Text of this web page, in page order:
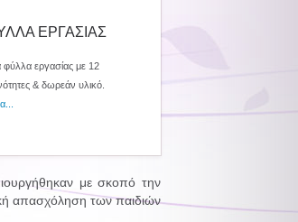
ΕΡΓΑΣΙΑΣ
εργασίας με 12
& δωρεάν υλικό.
με σκοπό την
απασχόληση των παιδιών